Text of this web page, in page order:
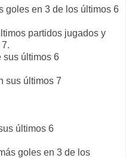
goles en 3 de los últimos 6
partidos jugados y
sus últimos 6
sus últimos 7
últimos 6
goles en 3 de los